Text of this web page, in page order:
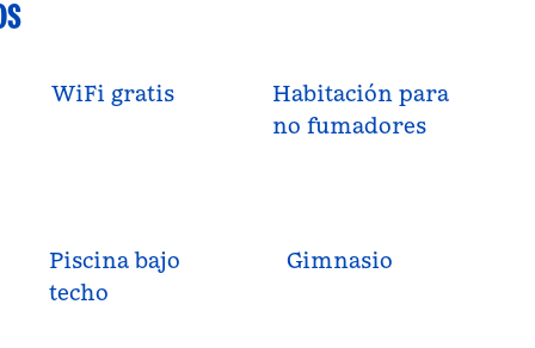
WiFi gratis
Habitación para
no fumadores
Piscina bajo
techo
Gimnasio